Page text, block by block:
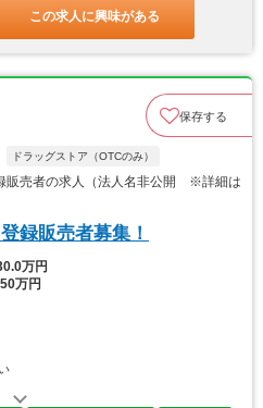
この求人に興味がある
保存する
ドラッグストア（OTCのみ）
販売者の求人（法人名非公開 ※詳細は
録販売者募集！
万円
万円